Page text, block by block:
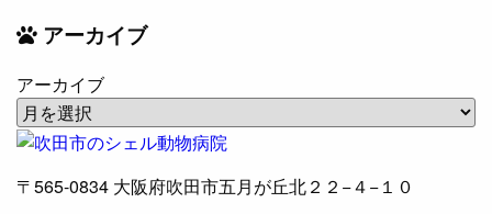
アーカイブ
アーカイブ
〒565-0834 大阪府吹田市五月が丘北２２−４−１０